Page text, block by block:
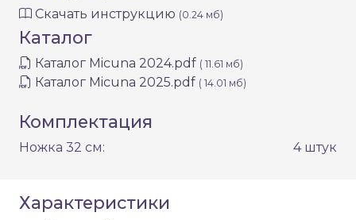
Скачать инструкцию (0.24 мб)
Каталог
Каталог Micuna 2024.pdf ( 11.61 мб)
Каталог Micuna 2025.pdf ( 14.01 мб)
Комплектация
Ножка 32 см: 4 штук
Характеристики